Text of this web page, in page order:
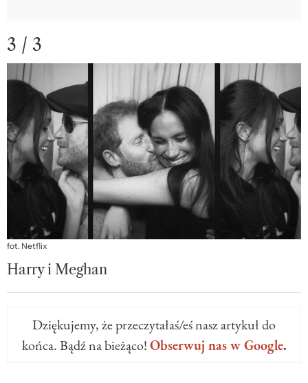
3 / 3
fot. Netflix
Harry i Meghan
Dziękujemy, że przeczytałaś/eś nasz artykuł do
końca. Bądź na bieżąco!Obserwuj nas w Google.